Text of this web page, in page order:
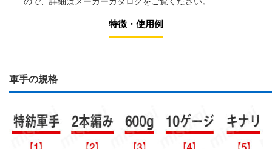
特徴・使用例
軍手の規格